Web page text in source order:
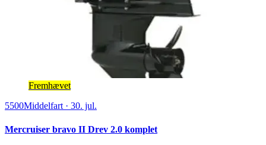
Fremhævet
5500Middelfart · 30. jul.
Mercruiser bravo II Drev 2.0 komplet